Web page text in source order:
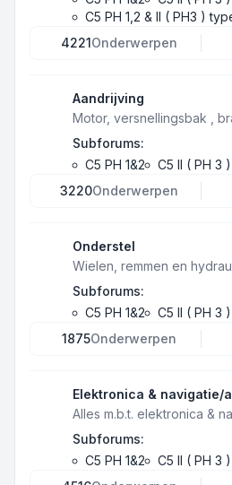
C5 PH 1,2 & II ( PH3 )
4221Onderwerpen
Aandrijving
Motor, versnellingsbak ,
Subforums:
C5 PH 1&2
C5 II ( PH 3
3220Onderwerpen
Onderstel
Wielen, remmen en
Subforums:
C5 PH 1&2
C5 II ( PH 3
1875Onderwerpen
Elektronica & navigatie/
Alles m.b.t. elektronica &
Subforums:
C5 PH 1&2
C5 II ( PH 3